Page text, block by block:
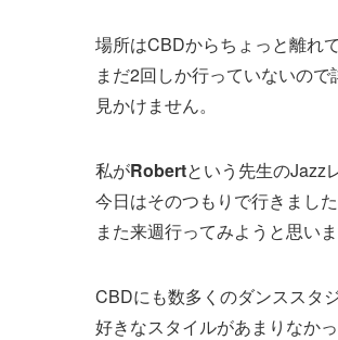
場所はCBDからちょっと離れて
まだ2回しか行っていないの
見かけません。
私がRobertという先生のJazz
今日はそのつもりで行きまし
また来週行ってみようと思いま
CBDにも数多くのダンススタ
好きなスタイルがあまりなか